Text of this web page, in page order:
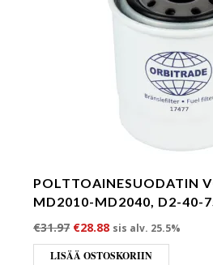
POLTTOAINESUODATIN
MD2010-MD2040, D2-40-
€31.97 Alkuperäinen hinta oli:
€28.88Nykyinen hinta on:
sis alv. 25.5%
LISÄÄ OSTOSKORIIN